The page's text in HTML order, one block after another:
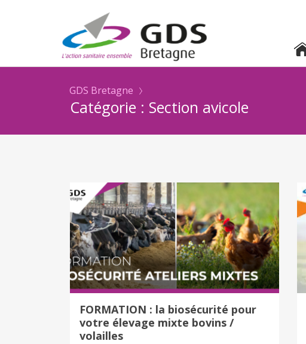
GDS Bretagne
Catégorie : Section avicole
FORMATION : la biosécurité pour
votre élevage mixte bovins /
volailles